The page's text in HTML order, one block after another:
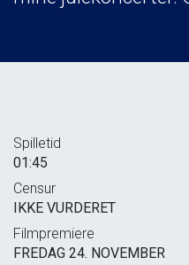
Spilletid
01:45
Censur
IKKE VURDERET
Filmpremiere
FREDAG 24. NOVEMBER